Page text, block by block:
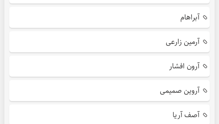
آبراهام
آرمین زارعی
آرون افشار
آروین صمیمی
آصف آریا